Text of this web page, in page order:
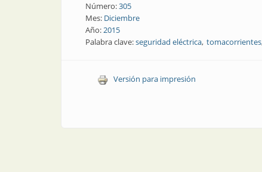
Número:305
Mes: Diciembre
Año:2015
Palabra clave:seguridad eléctrica tomacorrientes
Versión para impresión